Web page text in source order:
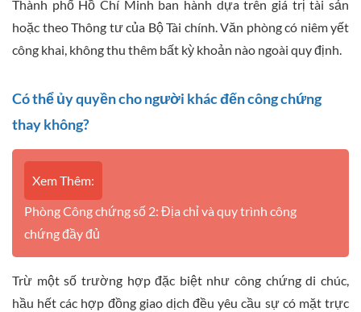
Thành phố Hồ Chí Minh ban hành dựa trên giá trị tài sản
hoặc theo Thông tư của Bộ Tài chính. Văn phòng có niêm yết
công khai, không thu thêm bất kỳ khoản nào ngoài quy định.
Có thể ủy quyền cho người khác đến công chứng
thay không?
Xem Thêm:
Phòng Công chứng số 2: Địa chỉ và quy trình công
chứng đầy đủ
Trừ một số trường hợp đặc biệt như công chứng di chúc,
hầu hết các hợp đồng giao dịch đều yêu cầu sự có mặt trực